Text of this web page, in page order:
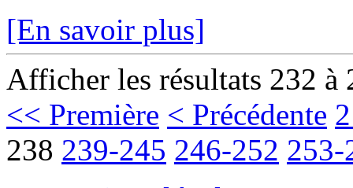
[En savoir plus]
Afficher les résultats 232 à
<< Première < Précédente
238 239-245 246-252 253-